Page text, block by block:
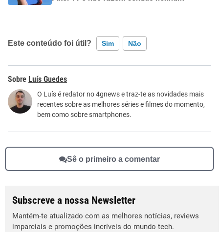
Este conteúdo foi útil? Sim Não
Este conteúdo contém informação incorreta
Este conteúdo não tem a informação que procuro
Outro
Luís Guedes
O Luís é redator no 4gnews e traz-te as novidades mais
recentes sobre as melhores séries e filmes do momento,
bem como sobre smartphones.
Sê o primeiro a comentar
Subscreve a nossa Newsletter
Mantém-te atualizado com as melhores notícias, reviews
imparciais e promoções incríveis do mundo tech.